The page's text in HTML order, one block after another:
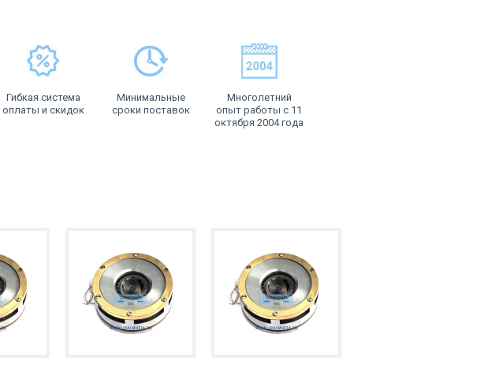
Гибкая система
оплаты и скидок
Минимальные
сроки поставок
Многолетний
опыт работы с 11
октября 2004 года